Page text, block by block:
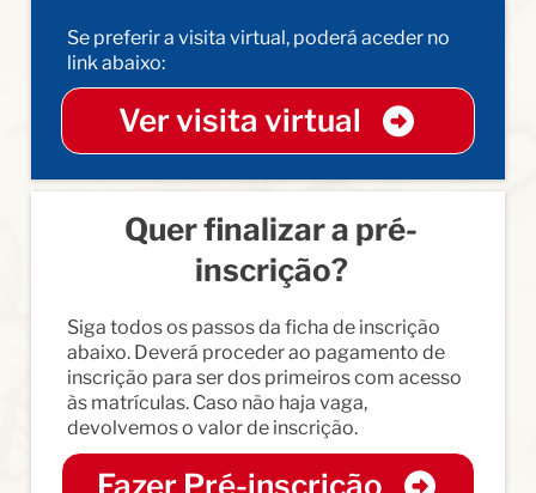
Se preferir a visita virtual, poderá aceder no
link abaixo:
Ver visita virtual
Quer finalizar a pré-
inscrição?
Siga todos os passos da ficha de inscrição
abaixo. Deverá proceder ao pagamento de
inscrição para ser dos primeiros com acesso
às matrículas. Caso não haja vaga,
devolvemos o valor de inscrição.
Fazer Pré-inscrição